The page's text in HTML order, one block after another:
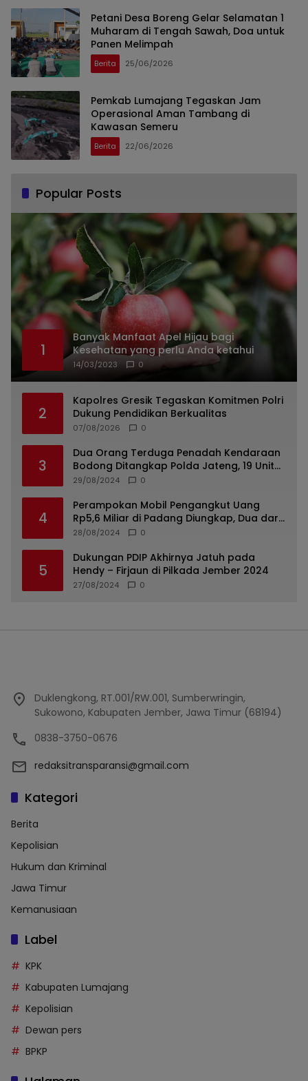
Petani Desa Boreng Gelar Selamatan 1
Muharam di Tengah Sawah, Doa untuk
Panen Melimpah
Berita 25/06/2026
Pemkab Lumajang Tegaskan Jam
Operasional Aman Tambang di
Kawasan Semeru
Berita 22/06/2026
Popular Posts
1
Banyak Manfaat Apel Hijau bagi
Kesehatan yang perlu Anda ketahui
14/03/2023 0
2
Kapolres Gresik Tegaskan Komitmen Polri
Dukung Pendidikan Berkualitas
07/08/2026 0
3
Dua Orang Terduga Penadah Kendaraan
Bodong Ditangkap Polda Jateng, 19 Unit
Roda Empat Diamankan
29/08/2024 0
4
Perampokan Mobil Pengangkut Uang
Rp5,6 Miliar di Padang Diungkap, Dua dari
Tiga Tersangka Merupakan Oknum Polisi
28/08/2024 0
5
Dukungan PDIP Akhirnya Jatuh pada
Hendy – Firjaun di Pilkada Jember 2024
27/08/2024 0
Duklengkong, RT.001/RW.001, Sumberwringin,
Sukowono, Kabupaten Jember, Jawa Timur (68194)
0838-3750-0676
redaksitransparansi@gmail.com
Kategori
Berita
Kepolisian
Hukum dan Kriminal
Jawa Timur
Kemanusiaan
Label
KPK
Kabupaten Lumajang
Kepolisian
Dewan pers
BPKP